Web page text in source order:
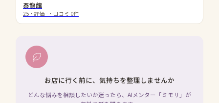
泰龍館
25 ・評価 - ・口コミ 0件
お店に行く前に、気持ちを整理しませんか
どんな悩みを相談したいか迷ったら、AIメンター「ミモリ」が